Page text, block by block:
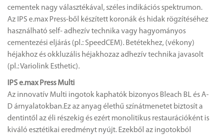
cementek nagy választékával, széles indikációs spektrumon.
Az IPS e.max Press-ből készített koronák és hidak rögzítéséhez
használható self- adhezív technika vagy hagyományos
cementezési eljárás (pl.: SpeedCEM). Betétekhez, (vékony)
héjakhoz és okkluzális héjakhozaz adhezív technika javasolt
(pl.: Variolink Esthetic).
IPS e.max Press Multi
Az innovatív Multi ingotok kaphatók bizonyos Bleach BL és A-
D árnyalatokban.Ez az anyag élethű színátmenetet biztosít a
dentintől az éli részekig és ezért monolitikus restaurációként is
kiváló esztétikai eredményt nyújt. Ezekből az ingotokból